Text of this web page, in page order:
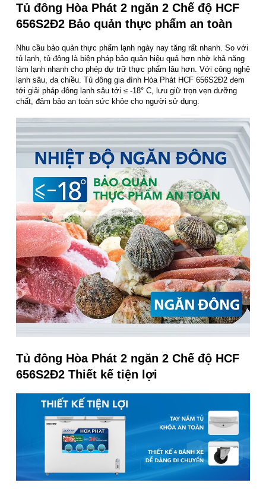
Tủ đông Hòa Phát 2 ngăn 2 Chế độ HCF
656S2Đ2 Bảo quản thực phẩm an toàn
Nhu cầu bảo quản thực phẩm lạnh ngày nay tăng rất nhanh. So với
tủ lạnh, tủ đông là biện pháp bảo quản hiệu quả hơn nhờ khả năng
làm lạnh nhanh cho phép dự trữ thực phẩm lâu hơn. Với công nghệ
lạnh sâu, đa chiều. Tủ đông gia đình Hòa Phát HCF 656S2Đ2 đem
tới giải pháp đông lạnh sâu tới ≤ -18° C, lưu giữ trọn vẹn dưỡng
chất, đảm bảo an toàn sức khỏe cho người sử dụng.
Tủ đông Hòa Phát 2 ngăn 2 Chế độ HCF
656S2Đ2 Thiết kế tiện lợi